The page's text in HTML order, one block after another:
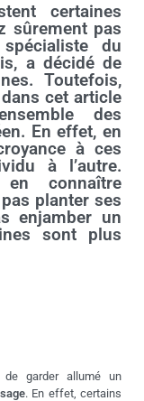
certaines
sûrement pas
du
a décidé de
Toutefois,
cet article
des
En effet, en
à ces
à l’autre.
connaître
planter ses
enjamber un
sont plus
de garder allumé un
. En effet, certains